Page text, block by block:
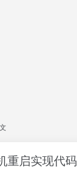
重启实现代码